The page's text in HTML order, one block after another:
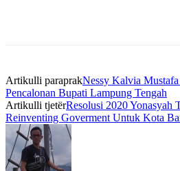
Artikulli paraprakNessy Kalvia
Pencalonan Bupati Lampung Tengah
Artikulli tjetërResolusi 2020 Yonasyah
Reinventing Goverment Untuk Kota